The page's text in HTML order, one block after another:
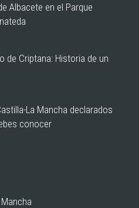
Albacete en el Parque
de Criptana: Historia de un
La Mancha declarados
conocer